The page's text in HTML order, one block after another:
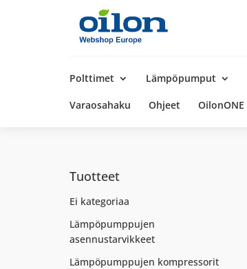
Polttimet Lämpöpumput
Varaosahaku Ohjeet OilonONE
Tuotteet
Ei kategoriaa
Lämpöpumppujen
asennustarvikkeet
Lämpöpumppujen kompressorit